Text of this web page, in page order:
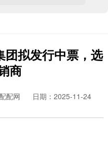
团拟发行中票，选
商
配网
日期：2025-11-24